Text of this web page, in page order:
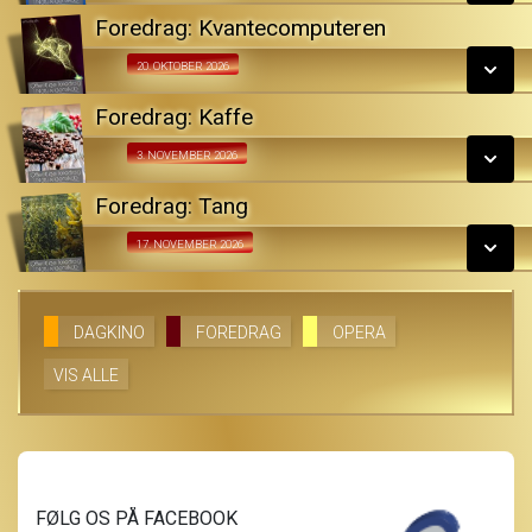
LÆS MERE
SE ALLE DAGE
LÆS MERE
Foredrag: Kvantecomputeren
20. OKTOBER 2026Fra 20.10.2026
SE ALLE DAGE
LÆS MERE
Foredrag: Kaffe
3. NOVEMBER 2026Fra 03.11.2026
SE ALLE DAGE
LÆS MERE
Foredrag: Tang
17. NOVEMBER 2026Fra 17.11.2026
SE ALLE DAGE
DAGKINO FOREDRAG OPERA
VIS ALLE
FØLG OS PÅ FACEBOOK